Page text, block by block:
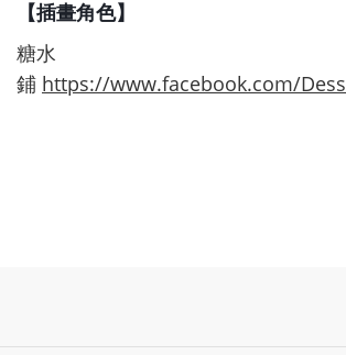
【插畫角色】
糖水
鋪 https://www.facebook.com/